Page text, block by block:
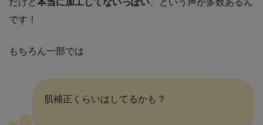
です！
もちろん一部では
肌補正くらいはしてるかも？